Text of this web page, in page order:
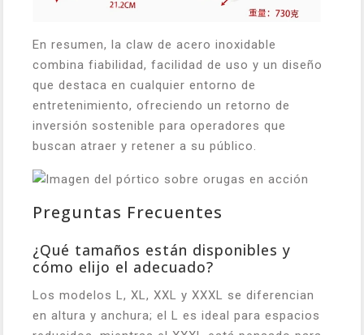
En resumen, la claw de acero inoxidable
combina fiabilidad, facilidad de uso y un diseño
que destaca en cualquier entorno de
entretenimiento, ofreciendo un retorno de
inversión sostenible para operadores que
buscan atraer y retener a su público.
Preguntas Frecuentes
¿Qué tamaños están disponibles y
cómo elijo el adecuado?
Los modelos L, XL, XXL y XXXL se diferencian
en altura y anchura; el L es ideal para espacios